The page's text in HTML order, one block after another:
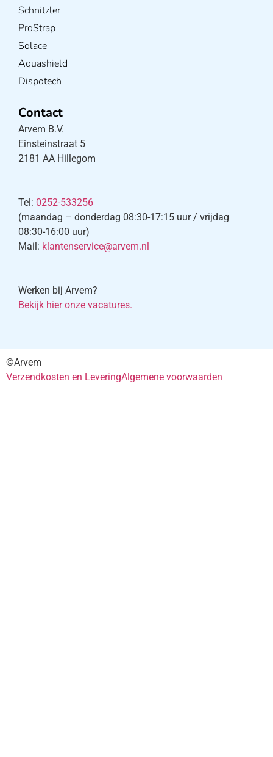
Schnitzler
ProStrap
Solace
Aquashield
Dispotech
Contact
Arvem B.V.
Einsteinstraat 5
2181 AA Hillegom
Tel: 0252-533256
(maandag – donderdag 08:30-17:15 uur / vrijdag
08:30-16:00 uur)
Mail: klantenservice@arvem.nl
Werken bij Arvem?
Bekijk hier onze vacatures.
©Arvem
Verzendkosten en LeveringAlgemene voorwaarden